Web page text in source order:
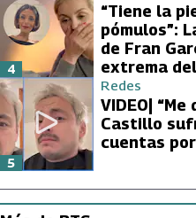
“Tiene la
pómulos”:
de Fran
extrema
4
Redes
VIDEO|
Castillo
cuentas
5